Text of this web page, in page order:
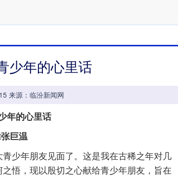
少年的心里话
来源：临汾新闻网
的心里话
巨温
少年朋友见面了。这是我在古稀之年对几
悟，现以殷切之心献给青少年朋友，旨在